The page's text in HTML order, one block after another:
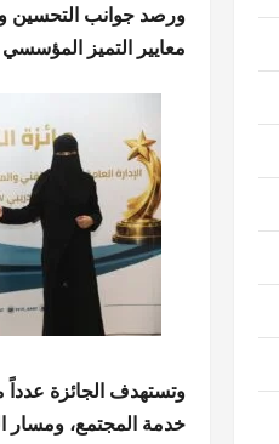
ورصد جوانب التحسين
معايير التميز
وتستهدف الجائزة عدداً
خدمة المجتمع، ومسار